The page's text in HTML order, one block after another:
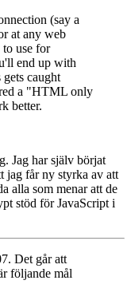
(say a
at any web
use for
end up with
caught
a "HTML only
better.
Jag har själv börjat
jag får ny styrka av att
alla som menar att de
stöd för JavaScript i
Det går att
följande mål